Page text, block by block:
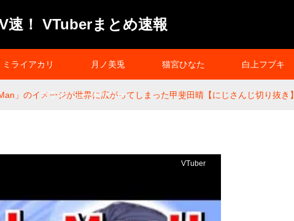
速！ VTuberまとめ速報
ミライアカリ 月ノ美兎 猫宮ひなた 白上フブキ
プライバシーポリシー
」のイメージが世界に広がってしまった甲斐田晴【にじさんじ切り抜き】
VTuber